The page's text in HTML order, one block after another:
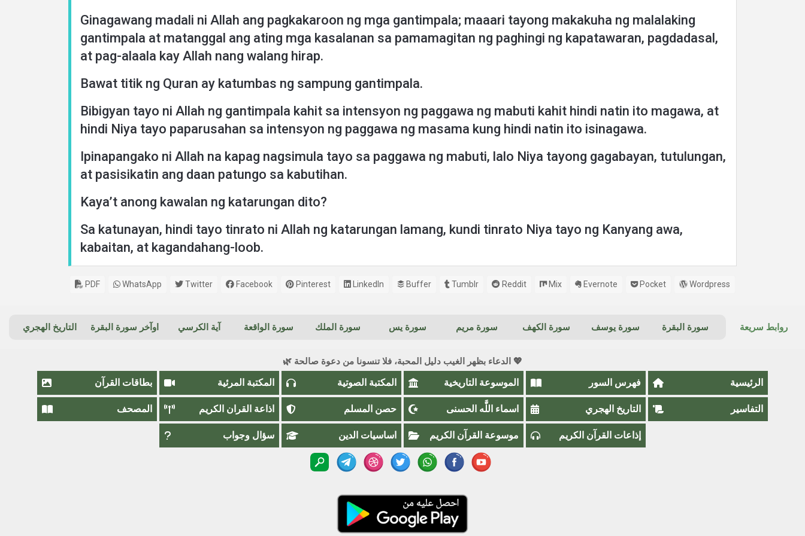
Ginagawang madali ni Allah ang pagkakaroon ng mga gantimpala; maaari tayong makakuha ng malalaking
gantimpala at matanggal ang ating mga kasalanan sa pamamagitan ng paghingi ng kapatawaran, pagdadasal,
at pag-alaala kay Allah nang walang hirap.
Bawat titik ng Quran ay katumbas ng sampung gantimpala.
Bibigyan tayo ni Allah ng gantimpala kahit sa intensyon ng paggawa ng mabuti kahit hindi natin ito magawa, at
hindi Niya tayo paparusahan sa intensyon ng paggawa ng masama kung hindi natin ito isinagawa.
Ipinapangako ni Allah na kapag nagsimula tayo sa paggawa ng mabuti, lalo Niya tayong gagabayan, tutulungan,
at pasisikatin ang daan patungo sa kabutihan.
Kaya’t anong kawalan ng katarungan dito?
Sa katunayan, hindi tayo tinrato ni Allah ng katarungan lamang, kundi tinrato Niya tayo ng Kanyang awa,
kabaitan, at kagandahang-loob.
PDF WhatsApp Twitter Facebook Pinterest LinkedIn Buffer Tumblr Reddit Mix Evernote Pocket Wordpress
روابط سريعة سورة البقرة سورة يوسف سورة الكهف سورة مريم سورة يس سورة الملك سورة الواقعة آية الكرسي اوآخر سورة البقرة التاريخ الهجري
💖 الدعاء بظهر الغيب دليل المحبة، فلا تنسونا من دعوة صالحة 🌿
الرئيسية فهرس السور الموسوعة التاريخية المكتبة الصوتية المكتبة المرئية بطاقات القرآن
التفاسير التاريخ الهجري اسماء اللَّٰه الحسنى حصن المسلم اذاعة القران الكريم المصحف
إذاعات القرآن الكريم موسوعة القرآن الكريم اساسيات الدين سؤال وجواب